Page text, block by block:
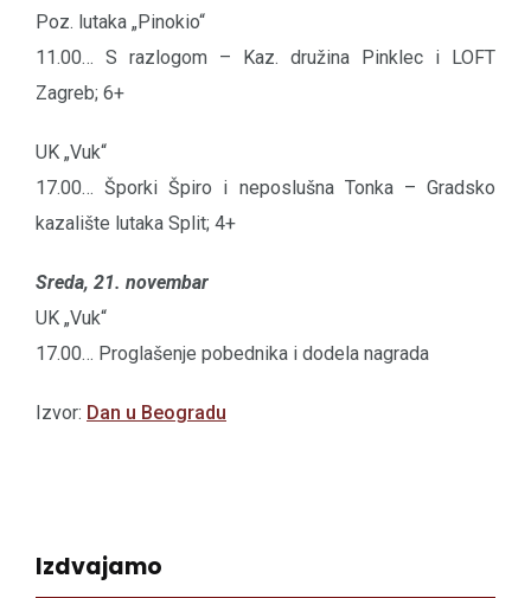
Poz. lutaka „Pinokio“
11.00… S razlogom – Kaz. družina Pinklec i LOFT
Zagreb; 6+
UK „Vuk“
17.00… Šporki Špiro i neposlušna Tonka – Gradsko
kazalište lutaka Split; 4+
Sreda, 21. novembar
UK „Vuk“
17.00… Proglašenje pobednika i dodela nagrada
Izvor: Dan u Beogradu
Izdvajamo